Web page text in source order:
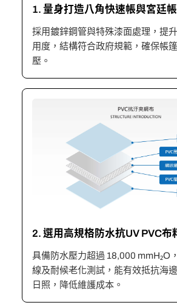
1. 量身打造八角快速帳與宮廷
採用鍍鋅鋼管與特殊漆面處理，提
用度，結構符合政府規範，確保帳
壓。
2. 選用高規格防水抗UV PVC布
具備防水壓力超過 18,000 mmH₂O
線及耐候老化測試，能有效抵抗海
日照，降低維護成本。